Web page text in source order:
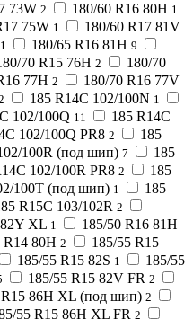
73W 2 180/60 R16 80H 1
75W 1
180/60 R17 81V
1 180/65 R16 81H 9
70 R15 76H 2
180/70
77H 2 180/70 R16 77V
185 R14C 102/100N 1
102/100Q 11
185 R14C
102/100Q PR8 2
185
100R (под шип) 7
185
102/100R PR8 2
185
100T (под шип) 1
185
R15C 103/102R 2
XL 1 185/50 R16 81H
R14 80H 2
185/55 R15
185/55 R15 82S 1
185/55
185/55 R15 82V FR 2
R15 86H XL (под шип) 2
55 R15 86H XL FR 2